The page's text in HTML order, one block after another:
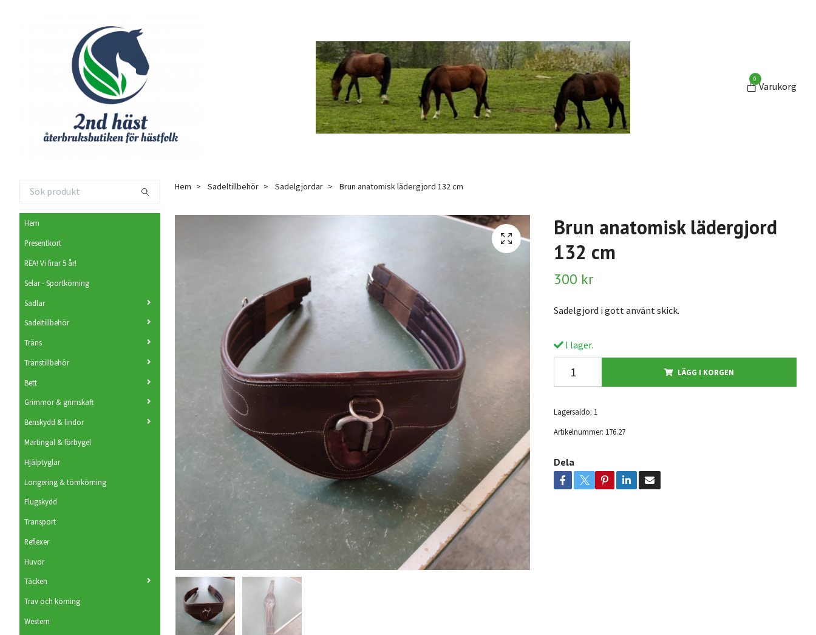
0
Varukorg
Hem
Presentkort
REA! Vi firar 5 år!
Selar - Sportkörning
Sadlar
Sadeltillbehör
Träns
Tränstillbehör
Bett
Grimmor & grimskaft
Benskydd & lindor
Martingal & förbygel
Hjälptyglar
Longering & tömkörning
Flugskydd
Transport
Reflexer
Huvor
Täcken
Trav och körning
Western
Hem Sadeltillbehör Sadelgjordar Brun anatomisk lädergjord 132 cm
Brun anatomisk lädergjord
132 cm
300 kr
Sadelgjord i gott använt skick.
I lager.
LÄGG I KORGEN
Lagersaldo: 1
Artikelnummer: 176.27
Dela